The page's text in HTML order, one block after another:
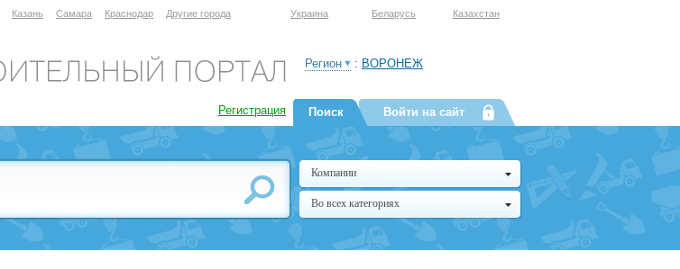
Казань Самара Краснодар Другие города Украина Беларусь Казахстан
Регистрация
Регион : ВОРОНЕЖ
Поиск Войти на сайт
Компании
Во всех категориях